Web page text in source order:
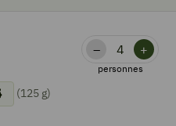
– +
personnes
(125 g)